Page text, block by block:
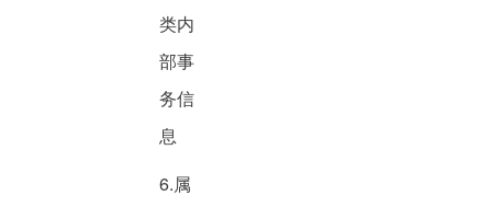
类内
部事
务信
息
6.属